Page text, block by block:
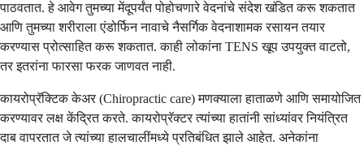
पाठवतात. हे आवेग तुमच्या मेंदूपर्यंत पोहोचणारे वेदनांचे संदेश खंडित करू शकतात
आणि तुमच्या शरीराला एंडोर्फिन नावाचे नैसर्गिक वेदनाशामक रसायन तयार
करण्यास प्रोत्साहित करू शकतात. काही लोकांना TENS खूप उपयुक्त वाटतो,
तर इतरांना फारसा फरक जाणवत नाही.
कायरोप्रॅक्टिक केअर (Chiropractic care) मणक्याला हाताळणे आणि समायोजित
करण्यावर लक्ष केंद्रित करते. कायरोप्रॅक्टर त्यांच्या हातांनी सांध्यांवर नियंत्रित
दाब वापरतात जे त्यांच्या हालचालींमध्ये प्रतिबंधित झाले आहेत. अनेकांना